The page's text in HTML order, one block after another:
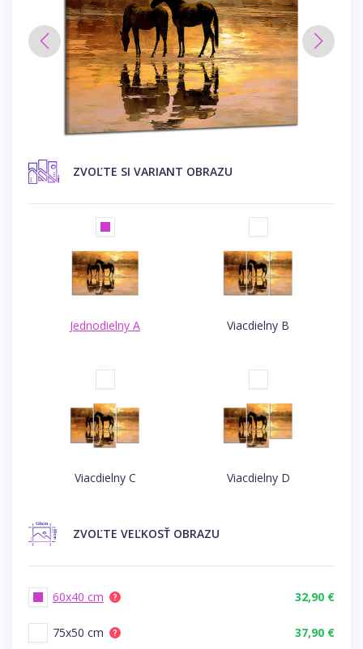
ZVOĽTE SI VARIANT OBRAZU
Jednodielny A Viacdielny B
Viacdielny C Viacdielny D
ZVOĽTE VEĽKOSŤ OBRAZU
60x40 cm ? 32,90 €
75x50 cm ? 37,90 €